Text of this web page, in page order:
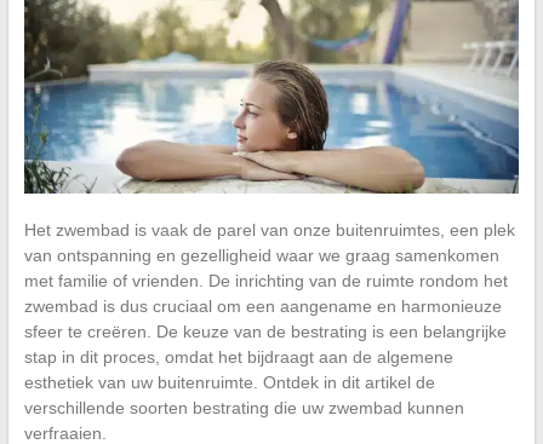
Het zwembad is vaak de parel van onze buitenruimtes, een plek
van ontspanning en gezelligheid waar we graag samenkomen
met familie of vrienden. De inrichting van de ruimte rondom het
zwembad is dus cruciaal om een aangename en harmonieuze
sfeer te creëren. De keuze van de bestrating is een belangrijke
stap in dit proces, omdat het bijdraagt aan de algemene
esthetiek van uw buitenruimte. Ontdek in dit artikel de
verschillende soorten bestrating die uw zwembad kunnen
verfraaien.